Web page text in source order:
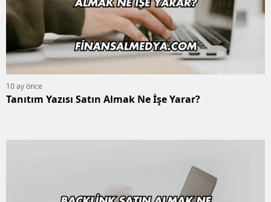
10 ay önce
Tanıtım Yazısı Satın Almak Ne İşe Yarar?